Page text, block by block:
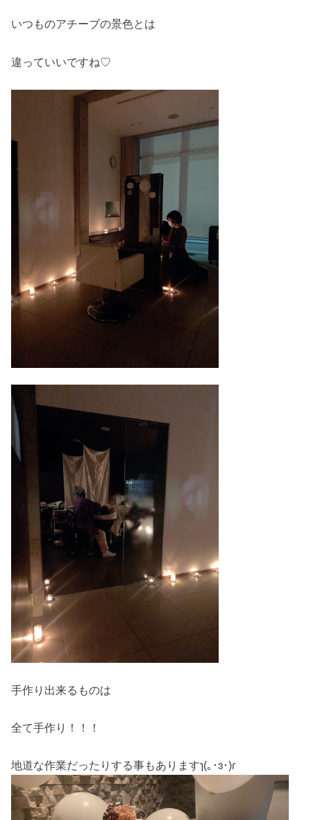
いつものアチーブの景色とは
違っていいですね♡
手作り出来るものは
全て手作り！！！
地道な作業だったりする事もありますɿ(｡･ɜ･)ɾ